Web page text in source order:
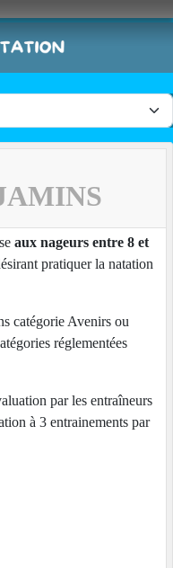
aux nageurs entre 8 et
pratiquer la natation
catégorie Avenirs ou
réglementées
par les entraîneurs
à 3 entrainements par